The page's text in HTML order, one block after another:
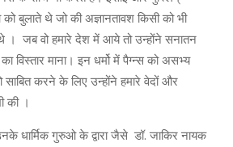
बुलाते थे जो की अज्ञानतावश किसी को भी
। जब वो हमारे देश में आये तो उन्होंने सनातन
विस्तार माना। इन धर्मो में पैग्न्स को असभ्य
करने के लिए उन्होंने हमारे वेदों और
की ।
धार्मिक गुरुओ के द्वारा जैसे डॉ. जाकिर नायक